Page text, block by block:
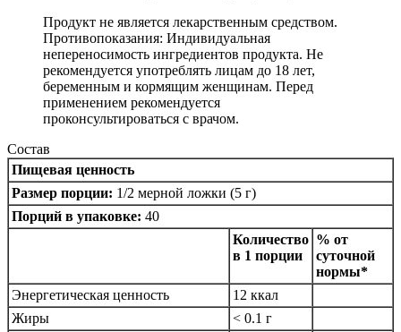
Продукт не является лекарственным средством.
Противопоказания: Индивидуальная
непереносимость ингредиентов продукта. Не
рекомендуется употреблять лицам до 18 лет,
беременным и кормящим женщинам. Перед
применением рекомендуется
проконсультироваться с врачом.
Состав
Пищевая ценность
Размер порции: 1/2 мерной ложки (5 г)
Порций в упаковке: 40
Количество
в 1 порции
% от
суточной
нормы*
Энергетическая ценность
12 ккал
Жиры
< 0.1 г